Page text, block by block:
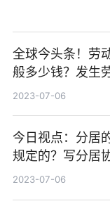
全球今头条！劳
般多少钱？发生
工资？
2023-07-06
今日视点：分居
规定的？写分居
效？
2023-07-06